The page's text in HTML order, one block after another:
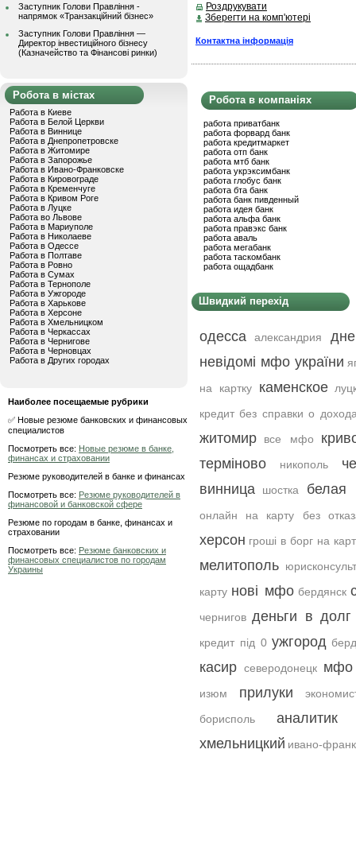
Заступник Голови Правління -
напрямок «Транзакційний бізнес»
Заступник Голови Правління —
Директор інвестиційного бізнесу
(Казначейство та Фінансові ринки)
Робота в містах
Работа в Киеве
Работа в Белой Церкви
Работа в Виннице
Работа в Днепропетровске
Работа в Житомире
Работа в Запорожье
Работа в Ивано-Франковске
Работа в Кировограде
Работа в Кременчуге
Работа в Кривом Роге
Работа в Луцке
Работа во Львове
Работа в Мариуполе
Работа в Николаеве
Работа в Одессе
Работа в Полтаве
Работа в Ровно
Работа в Сумах
Работа в Тернополе
Работа в Ужгороде
Работа в Харькове
Работа в Херсоне
Работа в Хмельницком
Работа в Черкассах
Работа в Чернигове
Работа в Черновцах
Работа в Других городах
Наиболее посещаемые рубрики
✅ Новые резюме банковских и финансовых
специалистов
Посмотреть все: Новые резюме в банке,
финансах и страховании
Резюме руководителей в банке и финансах
Посмотреть все: Резюме руководителей в
финансовой и банковской сфере
Резюме по городам в банке, финансах и
страховании
Посмотреть все: Резюме банковских и
финансовых специалистов по городам
Украины
Роздрукувати
Зберегти на комп'ютері
Контактна інформація
Робота в компаніях
работа приватбанк
работа форвард банк
работа кредитмаркет
работа отп банк
работа мтб банк
работа укрэксимбанк
работа глобус банк
работа бта банк
работа банк пивденный
работа идея банк
работа альфа банк
работа правэкс банк
работа аваль
работа мегабанк
работа таскомбанк
работа ощадбанк
Швидкий перехід
одесса александрия
невідомі мфо україни
на картку
каменское
кредит без справки о
житомир все мфо
терміново
никополь
винница
шостка белая
онлайн на карту без
херсон гроші в борг на
мелитополь
карту нові мфо бердянск
чернигов деньги в долг
кредит під 0 ужгород
касир северодонецк мфо
изюм прилуки
борисполь
аналитик
хмельницкий ивано-